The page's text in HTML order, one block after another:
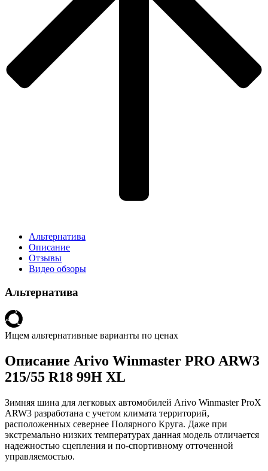
Альтернатива
Описание
Отзывы
Видео обзоры
Альтернатива
Ищем альтернативные варианты по ценах
Описание Arivo Winmaster PRO ARW3
215/55 R18 99H XL
Зимняя шина для легковых автомобилей Arivo Winmaster ProX
ARW3 разработана с учетом климата территорий,
расположенных севернее Полярного Круга. Даже при
экстремально низких температурах данная модель отличается
надежностью сцепления и по-спортивному отточенной
управляемостью.